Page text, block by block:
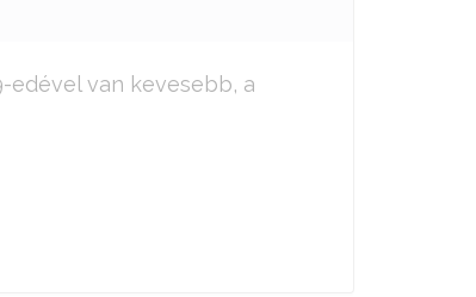
edével van kevesebb, a